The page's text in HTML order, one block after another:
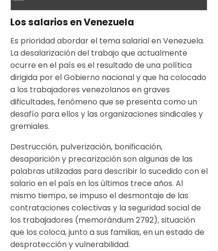
Los salarios en Venezuela
Es prioridad abordar el tema salarial en Venezuela.
La desalarización del trabajo que actualmente
ocurre en el país es el resultado de una política
dirigida por el Gobierno nacional y que ha colocado
a los trabajadores venezolanos en graves
dificultades, fenómeno que se presenta como un
desafío para ellos y las organizaciones sindicales y
gremiales.
Destrucción, pulverización, bonificación,
desaparición y precarización son algunas de las
palabras utilizadas para describir lo sucedido con el
salario en el país en los últimos trece años. Al
mismo tiempo, se impuso el desmontaje de las
contrataciones colectivas y la seguridad social de
los trabajadores (memorándum 2792), situación
que los coloca, junto a sus familias, en un estado de
desprotección y vulnerabilidad.